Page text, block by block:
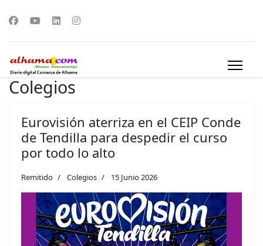
Colegios
Eurovisión aterriza en el CEIP Conde
de Tendilla para despedir el curso
por todo lo alto
Remitido Colegios 15 Junio 2026